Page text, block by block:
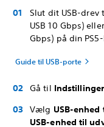
Slut dit USB-drev
USB 10 Gbps)
Gbps) på din
Guide til USB-porte
Gå til
Vælg USB-enhed
USB-enhed til